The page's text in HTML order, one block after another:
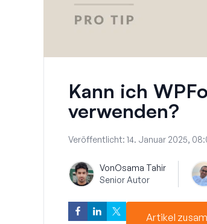
Kann ich
verwenden?
Veröffentlicht: 14. Januar 2025,
VonOsama Tahir
Senior Autor
Artikel